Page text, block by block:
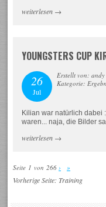
weiterlesen →
YOUNGSTERS CUP
26
Jul
Erstellt von: andy
Kategorie:
Kilian war natürlich dabei
waren... naja, die Bilder
weiterlesen →
Seite 1 von 266 › »
Vorherige Seite:Training